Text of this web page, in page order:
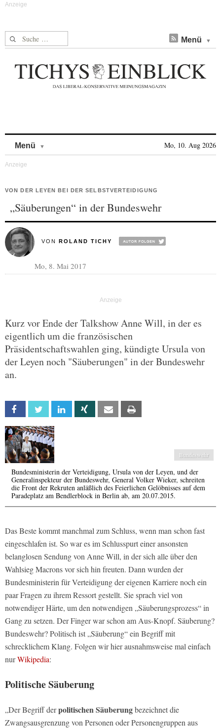
Suche nach: Menü
Menü Mo, 10. Aug 2026
VON DER LEYEN BEI DER SELBSTVERTEIDIGUNG
„Säuberungen“ in der Bundeswehr
VON ROLAND TICHY
Mo, 8. Mai 2017
Kurz vor Ende der Talkshow Anne Will, in der es
eigentlich um die französischen
Präsidentschaftswahlen ging, kündigte Ursula von
der Leyen noch "Säuberungen" in der Bundeswehr
an.
Facebook Twitter Linkedin Xing Email
Bundeswehr
Bundesministerin der Verteidigung, Ursula von der Leyen, und der
Generalinspekteur der Bundeswehr, General Volker Wieker, schreiten
die Front der Rekruten anläßlich des Feierlichen Gelöbnisses auf dem
Paradeplatz am Bendlerblock in Berlin ab, am 20.07.2015.
Das Beste kommt manchmal zum Schluss, wenn man schon fast
eingeschlafen ist. So war es im Schlusspurt einer ansonsten
belanglosen Sendung von Anne Will, in der sich alle über den
Wahlsieg Macrons vor sich hin freuten. Dann wurden der
Bundesministerin für Verteidigung der eigenen Karriere noch ein
paar Fragen zu ihrem Ressort gestellt. Sie sprach viel von
notwendiger Härte, um den notwendigen „Säuberungsprozess“ in
Gang zu setzen. Der Finger war schon am Aus-Knopf. Säuberung?
Bundeswehr? Politisch ist „Säuberung“ ein Begriff mit
schrecklichem Klang. Folgen wir hier ausnahmsweise mal einfach
nurWikipedia:
Politische Säuberung
„Der Begriff derpolitischen Säuberungbezeichnet die
Zwangsausgrenzung von Personen oder Personengruppen aus